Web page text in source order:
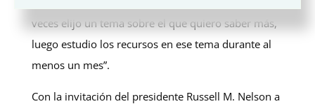
veces elijo un tema sobre el que quiero saber más,
luego estudio los recursos en ese tema durante al
menos un mes”.
Con la invitación del presidente Russell M. Nelson a